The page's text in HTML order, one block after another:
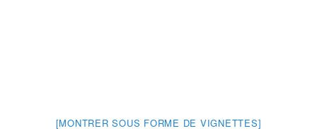
[MONTRER SOUS FORME DE VIGNETTES]